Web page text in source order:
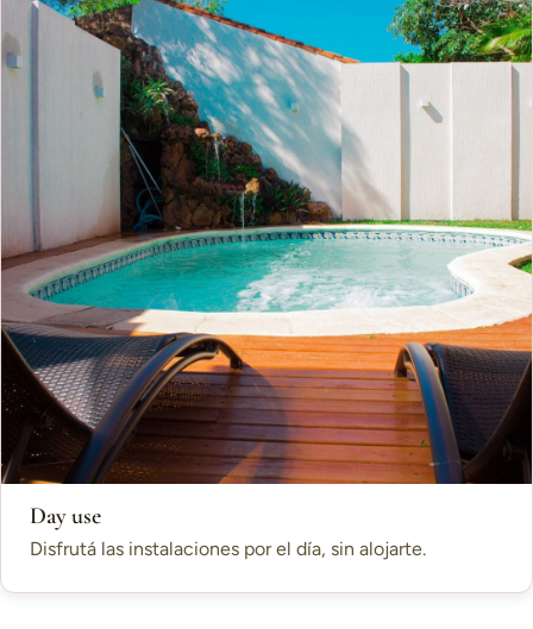
Day use
Disfrutá las instalaciones por el día, sin alojarte.